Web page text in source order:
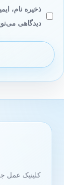
ذخیره نام،
دیدگاهی
کلینیک عمل